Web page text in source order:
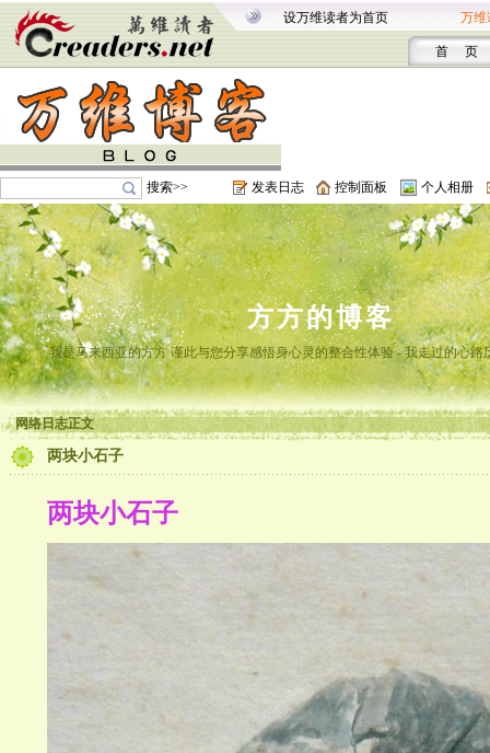
设万维读者为首页 万维
首 页
搜索>> 发表日志 控制面板 个人相册
方方的博客
我是马来西亚的方方 谨此与您分享感悟身心灵的整合性体验 - 我走过的心路
网络日志正文
两块小石子
两块小石子